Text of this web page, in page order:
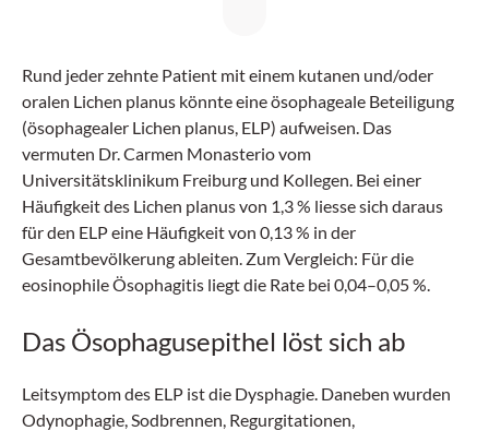
Rund jeder zehnte Patient mit einem kutanen und/oder
oralen Lichen planus könnte eine ösophageale Beteiligung
(ösophagealer Lichen planus, ELP) aufweisen. Das
vermuten Dr. Carmen Monasterio vom
Universitätsklinikum Freiburg und Kollegen. Bei einer
Häufigkeit des Lichen planus von 1,3 % liesse sich daraus
für den ELP eine Häufigkeit von 0,13 % in der
Gesamtbevölkerung ableiten. Zum Vergleich: Für die
eosinophile Ösophagitis liegt die Rate bei 0,04–0,05 %.
Das Ösophagusepithel löst sich ab
Leitsymptom des ELP ist die Dysphagie. Daneben wurden
Odynophagie, Sodbrennen, Regurgitationen,